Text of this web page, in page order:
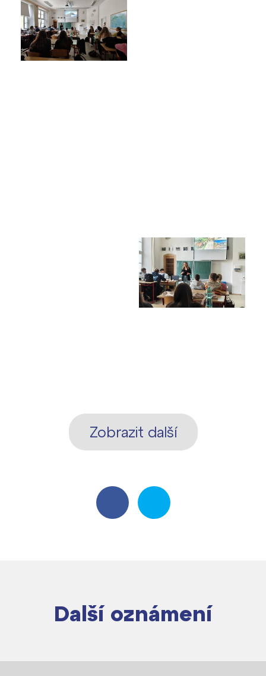
Zobrazit další
Další oznámení